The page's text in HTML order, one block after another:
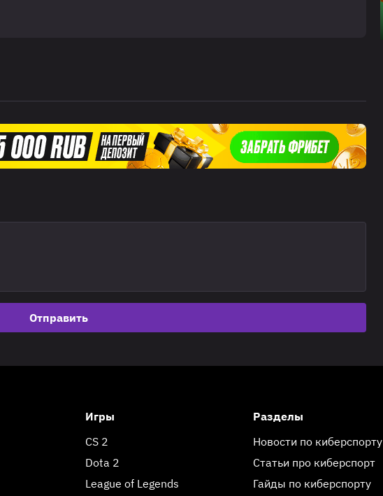
Отправить
Игры
CS 2
Dota 2
League of Legends
Разделы
Новости по киберспорту
Статьи про киберспорт
Гайды по киберспорту